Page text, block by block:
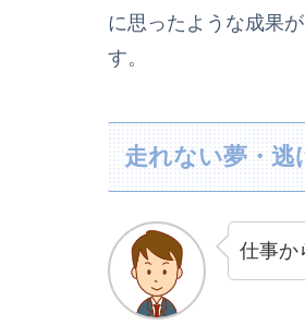
に思ったような成果
す。
走れない夢・
仕事か